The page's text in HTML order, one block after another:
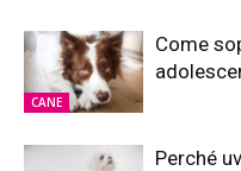
CANE
Come
Perché